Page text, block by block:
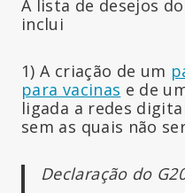
A lista de desejos
inclui
1) A criação de um
para vacinas e de
ligada a redes
sem as quais não
Declaração do